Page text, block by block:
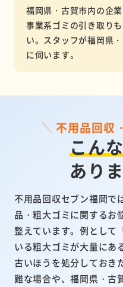
福岡県・古賀市内の企
事業系ゴミの引き取り
い。スタッフが福岡県
に伺います。
不用品回収
こん
あり
不用品回収セブン福岡で
品・粗大ゴミに関するお
整えています。例として
いる粗大ゴミが大量にあ
古いほうを処分しておき
難な場合や、福岡県・古